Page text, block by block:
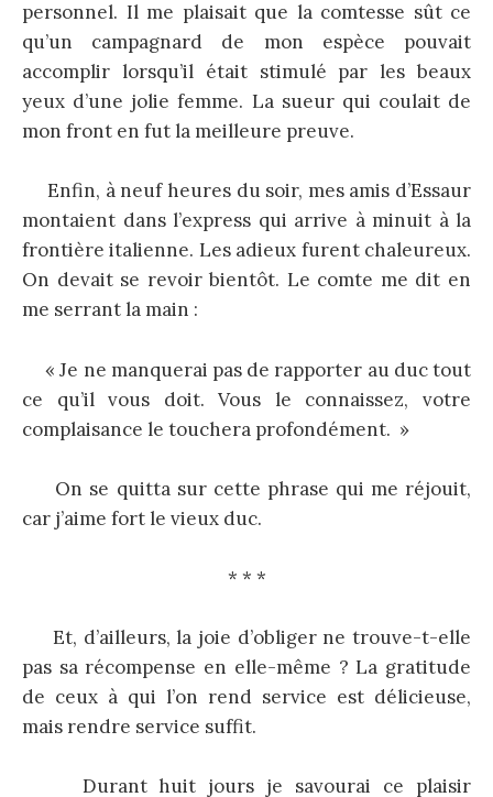
personnel. Il me plaisait que la comtesse sût ce
qu’un campagnard de mon espèce pouvait
accomplir lorsqu’il était stimulé par les beaux
yeux d’une jolie femme. La sueur qui coulait de
mon front en fut la meilleure preuve.
Enfin, à neuf heures du soir, mes amis d’Essaur
montaient dans l’express qui arrive à minuit à la
frontière italienne. Les adieux furent chaleureux.
On devait se revoir bientôt. Le comte me dit en
me serrant la main :
« Je ne manquerai pas de rapporter au duc tout
ce qu’il vous doit. Vous le connaissez, votre
complaisance le touchera profondément. »
On se quitta sur cette phrase qui me réjouit,
car j’aime fort le vieux duc.
* * *
Et, d’ailleurs, la joie d’obliger ne trouve-t-elle
pas sa récompense en elle-même ? La gratitude
de ceux à qui l’on rend service est délicieuse,
mais rendre service suffit.
Durant huit jours je savourai ce plaisir